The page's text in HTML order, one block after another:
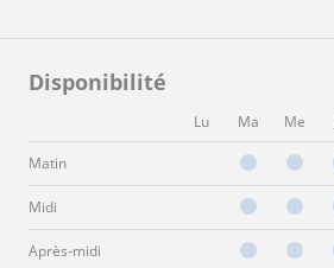
Disponibilité
Lu Ma Me
Matin
Midi
Après-midi